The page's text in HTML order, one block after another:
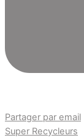
Partager par email
Super Recycleurs